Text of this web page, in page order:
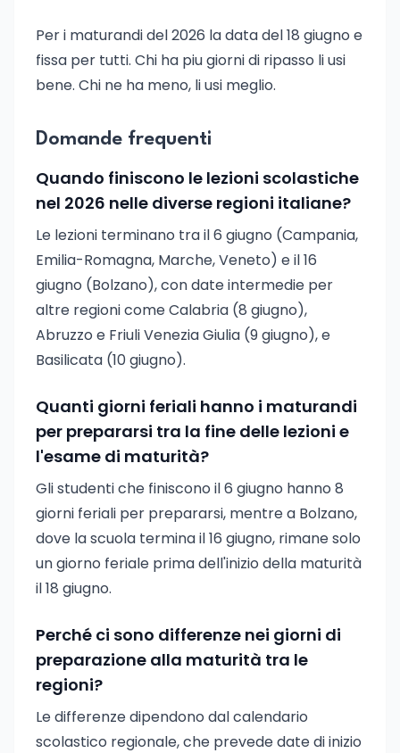
Per i maturandi del 2026 la data del 18 giugno e
fissa per tutti. Chi ha piu giorni di ripasso li usi
bene. Chi ne ha meno, li usi meglio.
Domande frequenti
Quando finiscono le lezioni scolastiche
nel 2026 nelle diverse regioni italiane?
Le lezioni terminano tra il 6 giugno (Campania,
Emilia-Romagna, Marche, Veneto) e il 16
giugno (Bolzano), con date intermedie per
altre regioni come Calabria (8 giugno),
Abruzzo e Friuli Venezia Giulia (9 giugno), e
Basilicata (10 giugno).
Quanti giorni feriali hanno i maturandi
per prepararsi tra la fine delle lezioni e
l'esame di maturità?
Gli studenti che finiscono il 6 giugno hanno 8
giorni feriali per prepararsi, mentre a Bolzano,
dove la scuola termina il 16 giugno, rimane solo
un giorno feriale prima dell'inizio della maturità
il 18 giugno.
Perché ci sono differenze nei giorni di
preparazione alla maturità tra le
regioni?
Le differenze dipendono dal calendario
scolastico regionale, che prevede date di inizio